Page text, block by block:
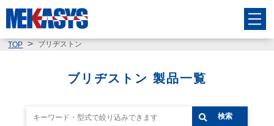
TOP ブリヂストン
ブリヂストン 製品一覧
検索